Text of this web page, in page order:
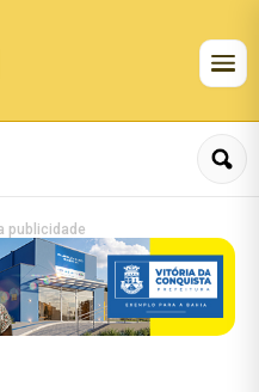
publicidade